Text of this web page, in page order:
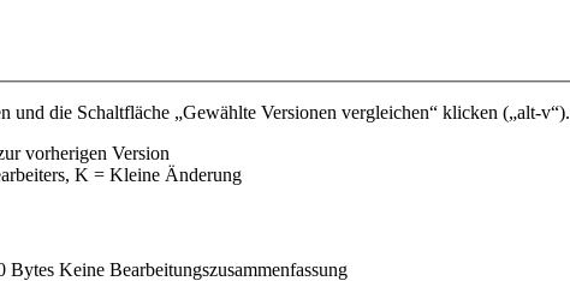
die Schaltfläche „Gewählte Versionen vergleichen“ klicken („alt-v“).
vorherigen Version
K = Kleine Änderung
Bytes Keine Bearbeitungszusammenfassung